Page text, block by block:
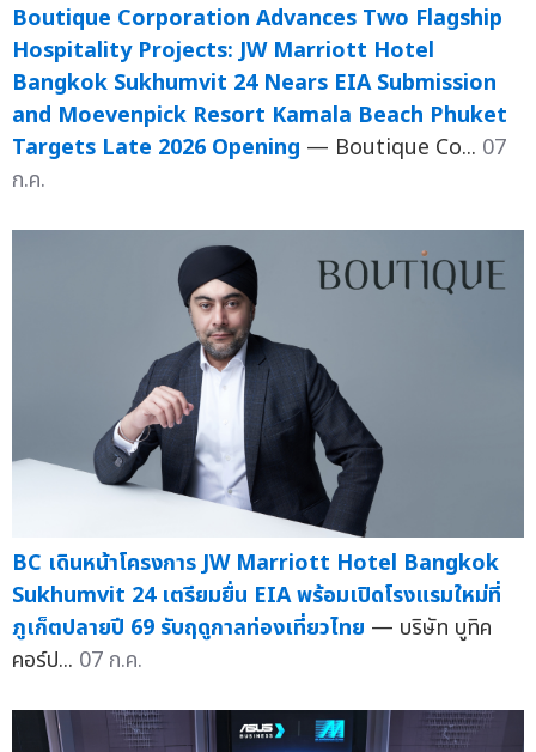
Boutique Corporation Advances Two Flagship
Hospitality Projects: JW Marriott Hotel
Bangkok Sukhumvit 24 Nears EIA Submission
and Moevenpick Resort Kamala Beach Phuket
Targets Late 2026 Opening — Boutique Co... 07
ก.ค.
BC เดินหน้าโครงการ JW Marriott Hotel Bangkok
Sukhumvit 24 เตรียมยื่น EIA พร้อมเปิดโรงแรมใหม่ที่
ภูเก็ตปลายปี 69 รับฤดูกาลท่องเที่ยวไทย — บริษัท บูทิค
คอร์ป... 07 ก.ค.